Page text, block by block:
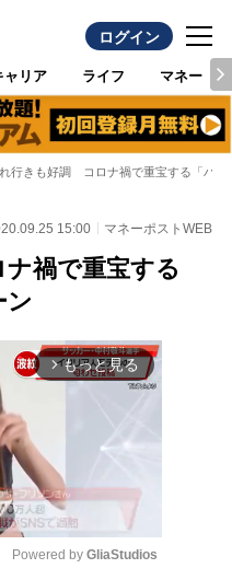
ログイン
ャリア ライフ マネー
行きも好調 コロナ禍で重宝する「ハン
15:00 マネーポストWEB
禍で重宝する
ン
arrow_forward_ios もっと見る
Powered by GliaStudios